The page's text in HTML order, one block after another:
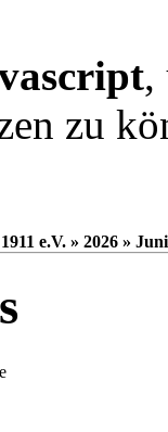
,
zu
e.V. » 2026 »